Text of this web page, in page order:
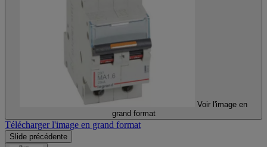
Voir l'image en
grand format
Télécharger l'image en grand format
Slide précédente